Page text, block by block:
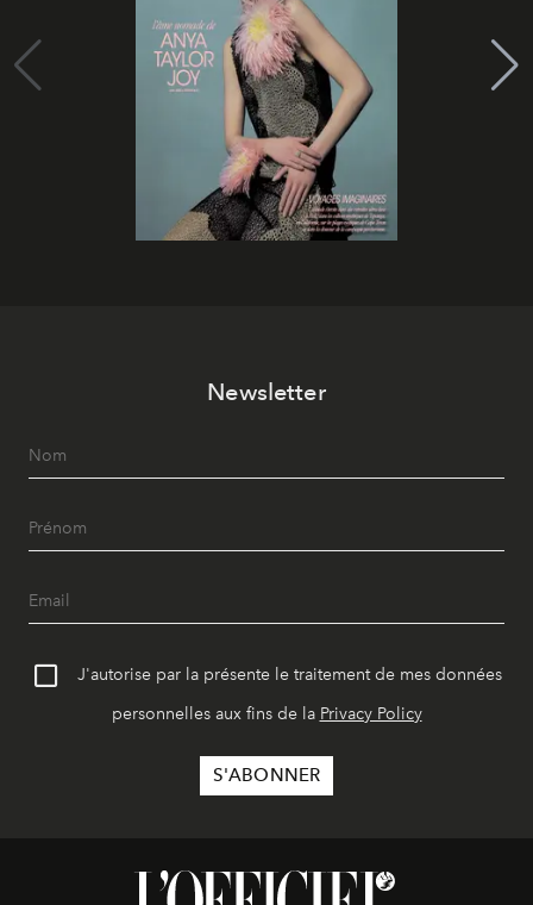
Newsletter
J'autorise par la présente le traitement de mes données
personnelles aux fins de la Privacy Policy